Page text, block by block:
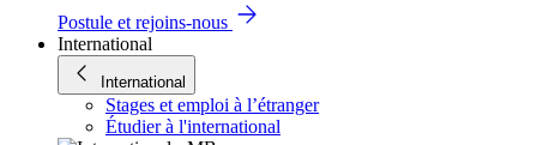
Postule et rejoins-nous
International
International
Stages et emploi à l’étranger
Étudier à l'international